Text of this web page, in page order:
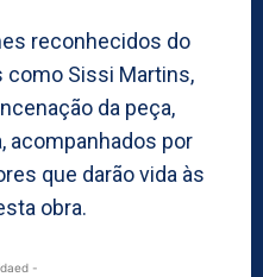
reconhecidos do
Sissi Martins,
da peça,
acompanhados por
que darão vida às
obra.
-